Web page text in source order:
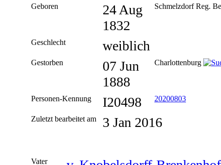
Geboren
24 Aug
1832
Schmelzdorf Reg.
Geschlecht weiblich
Gestorben
07 Jun
1888
Charlottenburg
Personen-Kennung I20498 20200803
Zuletzt bearbeitet am 3 Jan 2016
Vater